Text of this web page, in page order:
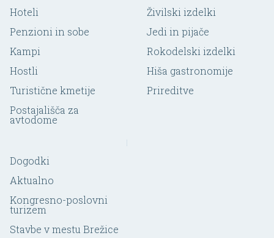
Hoteli
Penzioni in sobe
Kampi
Hostli
Turistične kmetije
Postajališča za
avtodome
Živilski izdelki
Jedi in pijače
Rokodelski izdelki
Hiša gastronomije
Prireditve
Dogodki
Aktualno
Kongresno-poslovni
turizem
Stavbe v mestu Brežice